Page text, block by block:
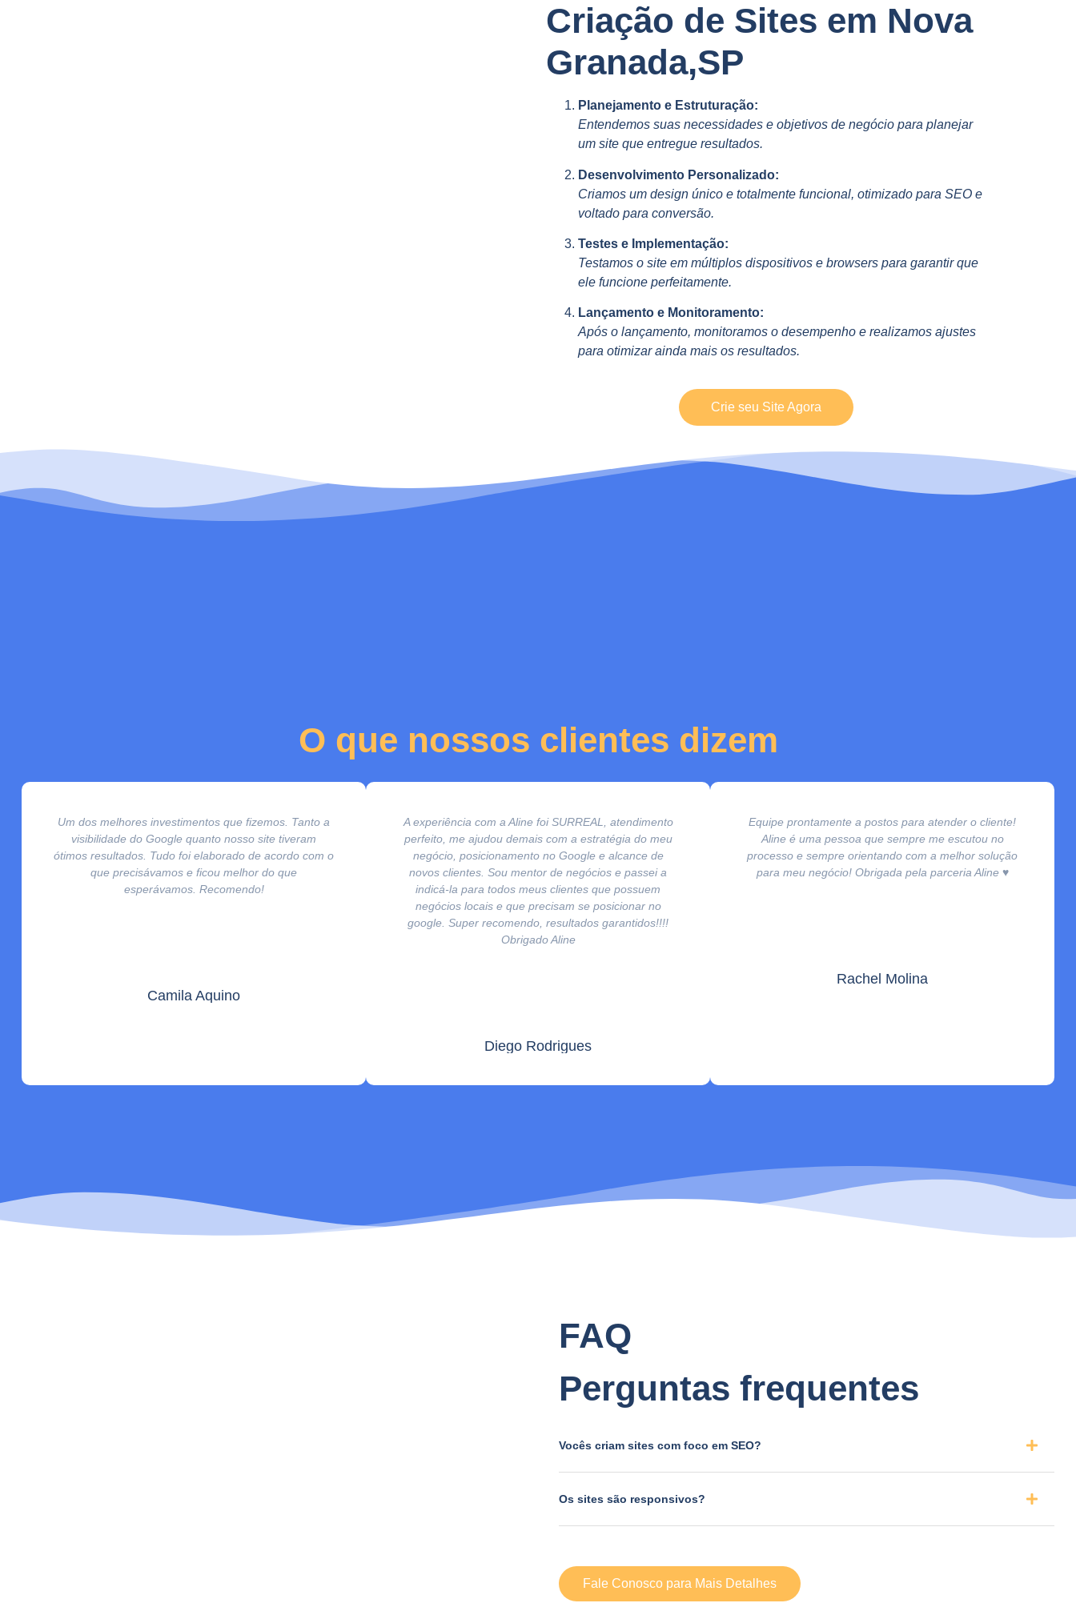
Criação de Sites em Nova
Granada,SP
Planejamento e Estruturação:
Entendemos suas necessidades e objetivos de negócio para planejar
um site que entregue resultados.
Desenvolvimento Personalizado:
Criamos um design único e totalmente funcional, otimizado para SEO e
voltado para conversão.
Testes e Implementação:
Testamos o site em múltiplos dispositivos e browsers para garantir que
ele funcione perfeitamente.
Lançamento e Monitoramento:
Após o lançamento, monitoramos o desempenho e realizamos ajustes
para otimizar ainda mais os resultados.
Crie seu Site Agora
O que nossos clientes dizem
Um dos melhores investimentos que fizemos. Tanto a
visibilidade do Google quanto nosso site tiveram
ótimos resultados. Tudo foi elaborado de acordo com o
que precisávamos e ficou melhor do que
esperávamos. Recomendo!
Camila Aquino
A experiência com a Aline foi SURREAL, atendimento
perfeito, me ajudou demais com a estratégia do meu
negócio, posicionamento no Google e alcance de
novos clientes. Sou mentor de negócios e passei a
indicá-la para todos meus clientes que possuem
negócios locais e que precisam se posicionar no
google. Super recomendo, resultados garantidos!!!!
Obrigado Aline
Diego Rodrigues
Equipe prontamente a postos para atender o cliente!
Aline é uma pessoa que sempre me escutou no
processo e sempre orientando com a melhor solução
para meu negócio! Obrigada pela parceria Aline ♥️
Rachel Molina
FAQ
Perguntas frequentes
Vocês criam sites com foco em SEO?
Os sites são responsivos?
Fale Conosco para Mais Detalhes